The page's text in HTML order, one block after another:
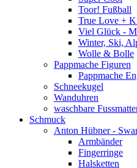
Toor! Fußball
True Love +
Viel Glück -
Winter, Ski,
Wolle & Bolle
Pappmache Figuren
Pappmache
Schneekugel
Wanduhren
waschbare
Schmuck
Anton Hübner -
Armbänder
Fingerringe
Halsketten